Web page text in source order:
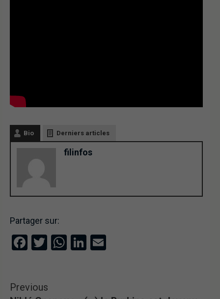
Bio Derniers articles
filinfos
Partager sur:
Facebook
Twitter
WhatsApp
LinkedIn
Previous